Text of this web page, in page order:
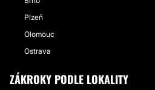
Plzeň
Olomouc
Ostrava
ZÁKROKY PODLE LOKALITY